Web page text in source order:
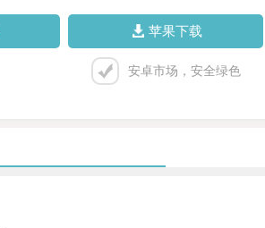
苹果下载
安卓市场，安全绿色